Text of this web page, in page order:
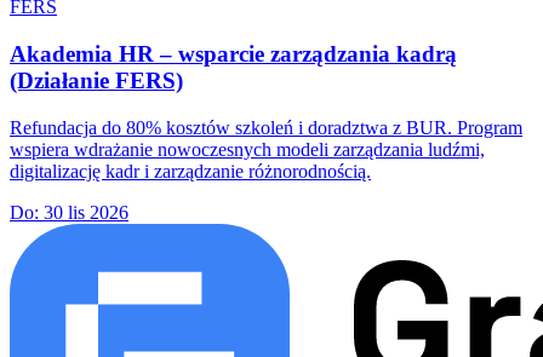
FERS
Akademia HR – wsparcie zarządzania kadrą
(Działanie FERS)
Refundacja do 80% kosztów szkoleń i doradztwa z BUR. Program
wspiera wdrażanie nowoczesnych modeli zarządzania ludźmi,
digitalizację kadr i zarządzanie różnorodnością.
Do: 30 lis 2026